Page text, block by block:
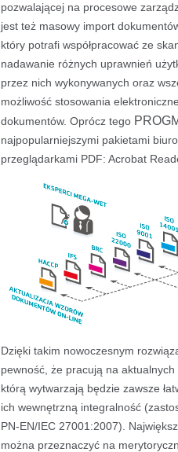
pozwalającej na procesowe
jest też masowy import
który potrafi współpracować ze
nadawanie różnych uprawnień
przez nich wykonywanych oraz
możliwość stosowania
dokumentów. Oprócz tego
najpopularniejszymi pakietami
przeglądarkami PDF: Acrobat
Dzięki takim nowoczesnym
pewność, że pracują na
którą wytwarzają będzie zawsze
ich wewnętrzną integralność
PN-EN/IEC 27001:2007).
można przeznaczyć na